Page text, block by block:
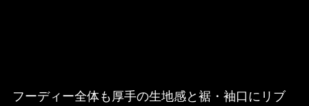
フーディー全体も厚手の生地感と裾・袖口にリブ